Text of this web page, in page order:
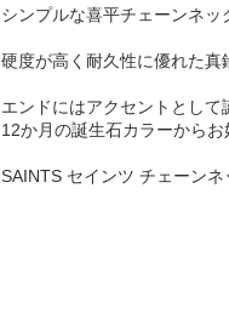
シンプルな喜平チェーンネッ
硬度が高く耐久性に優れた真
エンドにはアクセントとして
12か月の誕生石カラーからお
SAINTS セインツ チェーンネ